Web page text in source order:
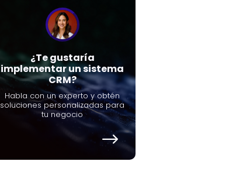
¿Te gustaría
implementar un sistema
CRM?
Habla con un experto y obtén
soluciones personalizadas para
tu negocio